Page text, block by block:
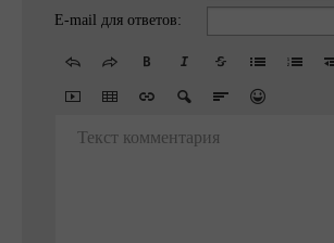
E-mail для ответов:
Текст комментария